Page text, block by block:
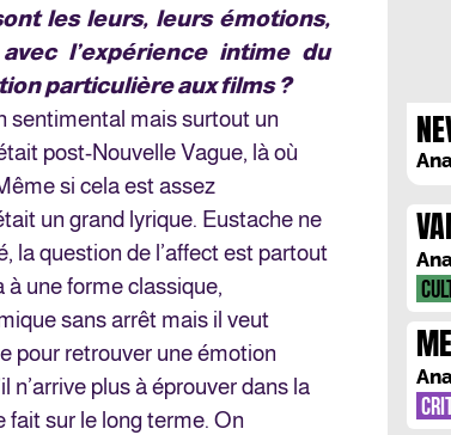
les leurs, leurs émotions,
l’expérience intime du
particulière aux films ?
sentimental mais surtout un
post-Nouvelle Vague, là où
si cela est assez
un grand lyrique. Eustache ne
la question de l’affect est partout
une forme classique,
sans arrêt mais il veut
pour retrouver une émotion
n’arrive plus à éprouver dans la
fait sur le long terme. On
: